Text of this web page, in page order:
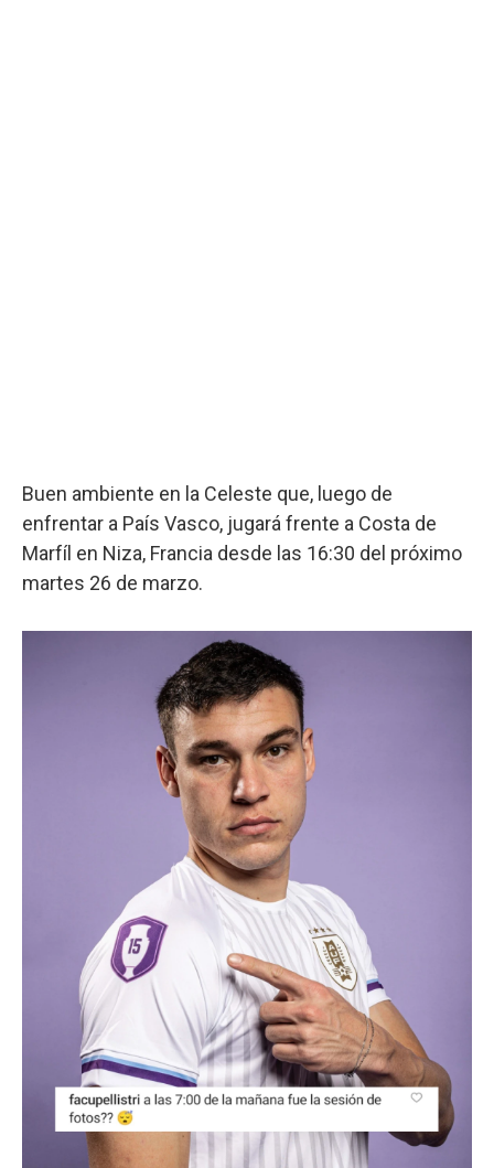
Buen ambiente en la Celeste que, luego de
enfrentar a País Vasco, jugará frente a Costa de
Marfíl en Niza, Francia desde las 16:30 del próximo
martes 26 de marzo.